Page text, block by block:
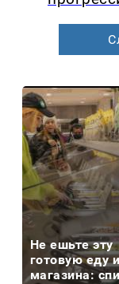
Не ешьте эту
готовую еду
магазина: